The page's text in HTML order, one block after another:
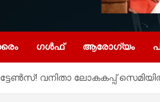
ഗൾഫ് ആരോഗ്യം
വനിതാ ലോകകപ്പ്